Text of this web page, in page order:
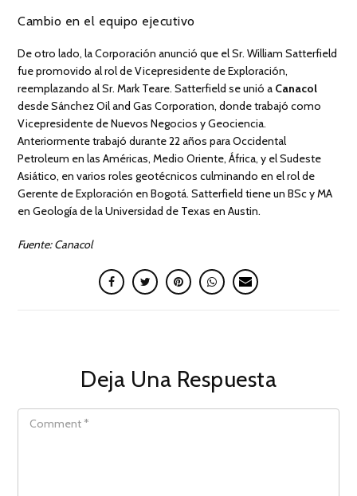
Cambio en el equipo ejecutivo
De otro lado, la Corporación anunció que el Sr. William Satterfield
fue promovido al rol de Vicepresidente de Exploración,
reemplazando al Sr. Mark Teare. Satterfield se unió a Canacol
desde Sánchez Oil and Gas Corporation, donde trabajó como
Vicepresidente de Nuevos Negocios y Geociencia.
Anteriormente trabajó durante 22 años para Occidental
Petroleum en las Américas, Medio Oriente, África, y el Sudeste
Asiático, en varios roles geotécnicos culminando en el rol de
Gerente de Exploración en Bogotá. Satterfield tiene un BSc y MA
en Geología de la Universidad de Texas en Austin.
Fuente: Canacol
Deja Una Respuesta
COMMENT